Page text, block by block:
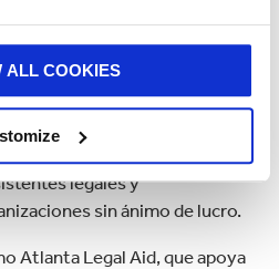
ALL COOKIES
ubicada en Atlanta,
su experiencia
a través de
servicio voluntario. El nuevo
legales y
sin ánimo de lucro.
Atlanta Legal Aid, que apoya